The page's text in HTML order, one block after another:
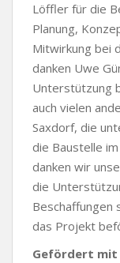
Löffler für die
Planung,
Mitwirkung bei
danken Uwe
Unterstützung
auch vielen
Saxdorf, die
die Baustelle
danken wir
die
Beschaffungen
das Projekt
Gefördert mit